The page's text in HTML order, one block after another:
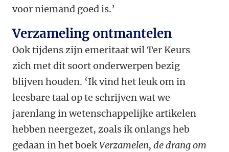
voor niemand goed is.’
Verzameling ontmantelen
Ook tijdens zijn emeritaat wil Ter Keurs
zich met dit soort onderwerpen bezig
blijven houden. ‘Ik vind het leuk om in
leesbare taal op te schrijven wat we
jarenlang in wetenschappelijke artikelen
hebben neergezet, zoals ik onlangs heb
gedaan in het boekVerzamelen, de drang om